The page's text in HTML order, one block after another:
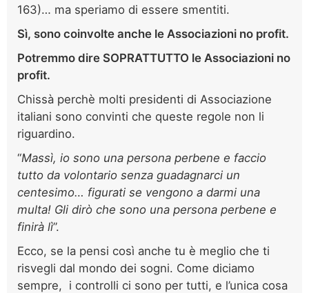
163)… ma speriamo di essere smentiti.
Sì, sono coinvolte anche le Associazioni no profit.
Potremmo dire SOPRATTUTTO le Associazioni no
profit.
Chissà perchè molti presidenti di Associazione
italiani sono convinti che queste regole non li
riguardino.
“Massì, io sono una persona perbene e faccio
tutto da volontario senza guadagnarci un
centesimo… figurati se vengono a darmi una
multa! Gli dirò che sono una persona perbene e
finirà lì”.
Ecco, se la pensi così anche tu è meglio che ti
risvegli dal mondo dei sogni. Come diciamo
sempre, i controlli ci sono per tutti, e l’unica cosa